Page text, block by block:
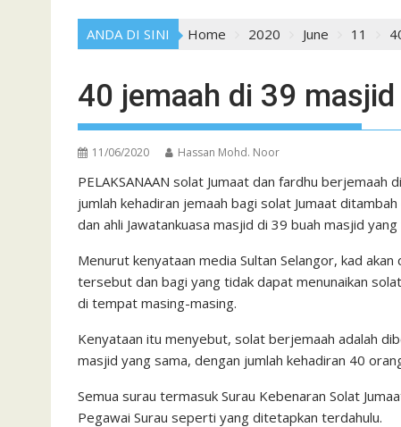
ANDA DI SINI Home 2020 June 11
40 jemaah di 39
11/06/2020 Hassan Mohd. Noor
PELAKSANAAN solat Jumaat dan fardhu berjemaah
jumlah kehadiran jemaah bagi solat Jumaat
dan ahli Jawatankuasa masjid di 39 buah masjid
Menurut kenyataan media Sultan Selangor, kad
tersebut dan bagi yang tidak dapat menunaikan
di tempat masing-masing.
Kenyataan itu menyebut, solat berjemaah adalah
masjid yang sama, dengan jumlah kehadiran 40
Semua surau termasuk Surau Kebenaran Solat
Pegawai Surau seperti yang ditetapkan terdahulu.